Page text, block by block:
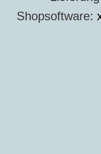
Shopsoftware: